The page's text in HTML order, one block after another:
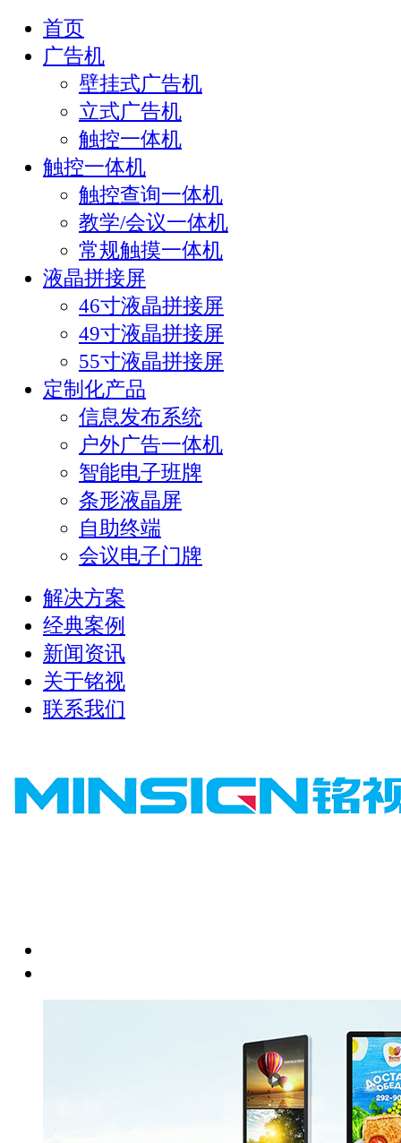
首页
广告机
壁挂式广告机
立式广告机
触控一体机
触控一体机
触控查询一体机
教学/会议一体机
常规触摸一体机
液晶拼接屏
46寸液晶拼接屏
49寸液晶拼接屏
55寸液晶拼接屏
定制化产品
信息发布系统
户外广告一体机
智能电子班牌
条形液晶屏
自助终端
会议电子门牌
解决方案
经典案例
新闻资讯
关于铭视
联系我们